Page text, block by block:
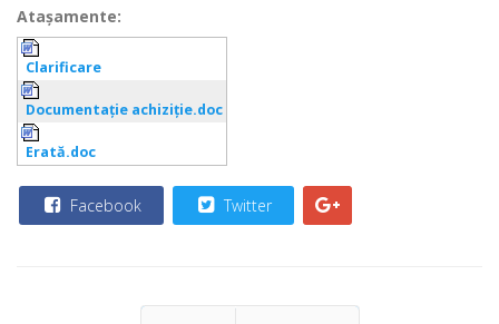
Ataşamente:
Clarificare
Documentație achiziție.doc
Erată.doc
Facebook Twitter